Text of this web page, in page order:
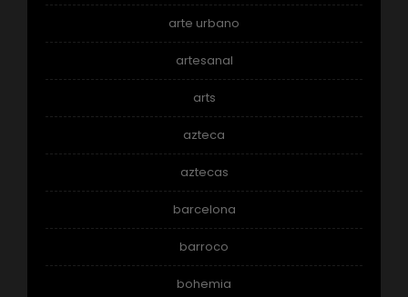
arte urbano
artesanal
arts
azteca
aztecas
barcelona
barroco
bohemia